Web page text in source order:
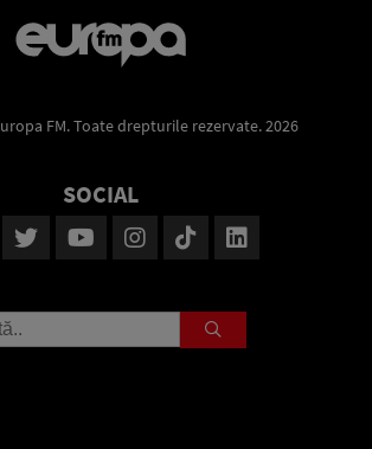
FM. Toate drepturile rezervate. 2026
SOCIAL